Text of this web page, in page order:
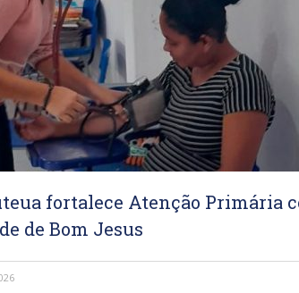
fortalece Atenção Primária
de Bom Jesus